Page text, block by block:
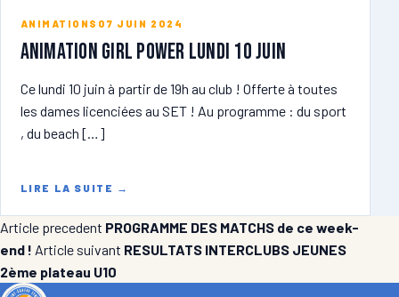
ANIMATIONS 07 JUIN 2024
ANIMATION GIRL POWER lundi 10 juin
Ce lundi 10 juin à partir de 19h au club ! Offerte à toutes
les dames licenciées au SET ! Au programme : du sport
, du beach […]
LIRE LA SUITE →
Article precedent PROGRAMME DES MATCHS de ce week-
end ! Article suivant RESULTATS INTERCLUBS JEUNES
2ème plateau U10